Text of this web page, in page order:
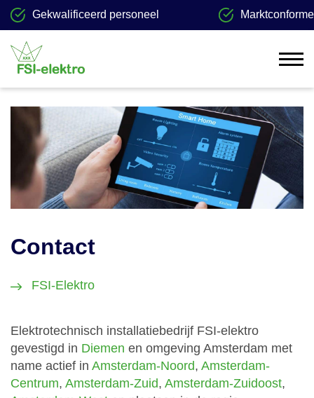
Gekwalificeerd personeel
Contact
FSI-Elektro
Elektrotechnisch installatiebedrijf FSI-elektro
gevestigd in Diemen en omgeving Amsterdam met
name actief in Amsterdam-Noord, Amsterdam-
Centrum, Amsterdam-Zuid, Amsterdam-Zuidoost,